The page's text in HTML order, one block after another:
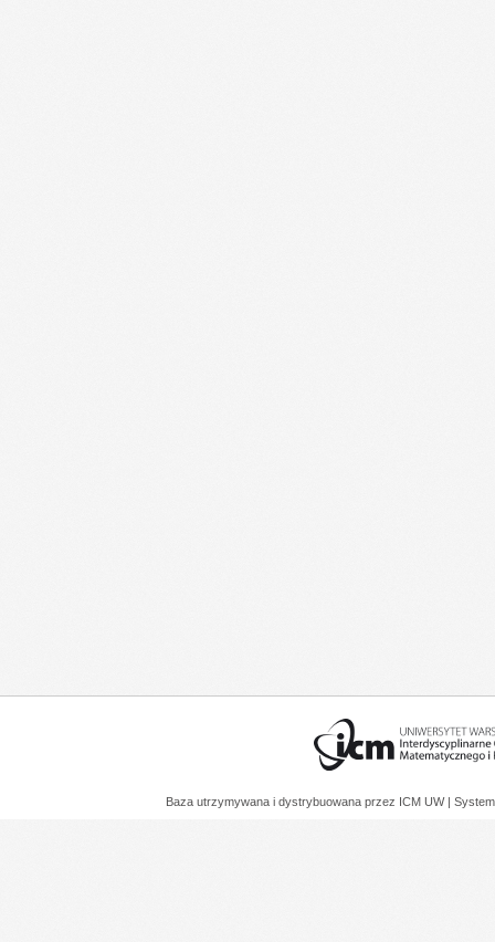
Baza utrzymywana i dystrybuowana przez ICM UW |